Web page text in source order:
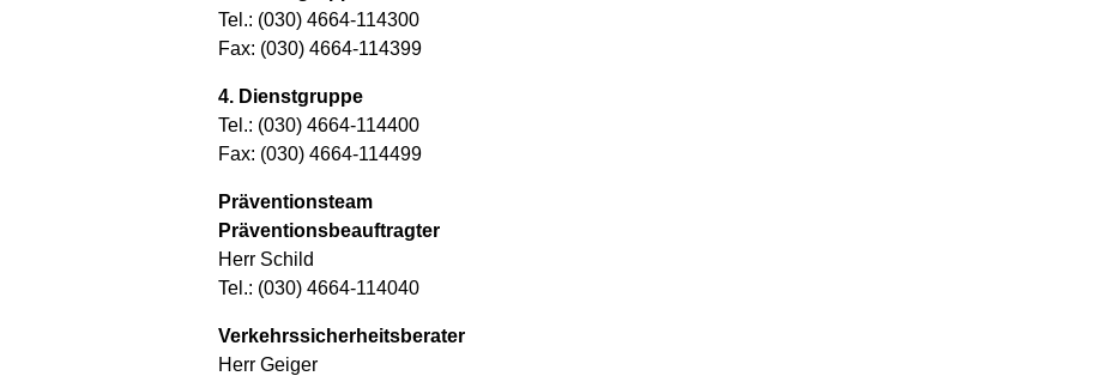
Tel.: (030) 4664-114300
Fax: (030) 4664-114399
4. Dienstgruppe
Tel.: (030) 4664-114400
Fax: (030) 4664-114499
Präventionsteam
Präventionsbeauftragter
Herr Schild
Tel.: (030) 4664-114040
Verkehrssicherheitsberater
Herr Geiger